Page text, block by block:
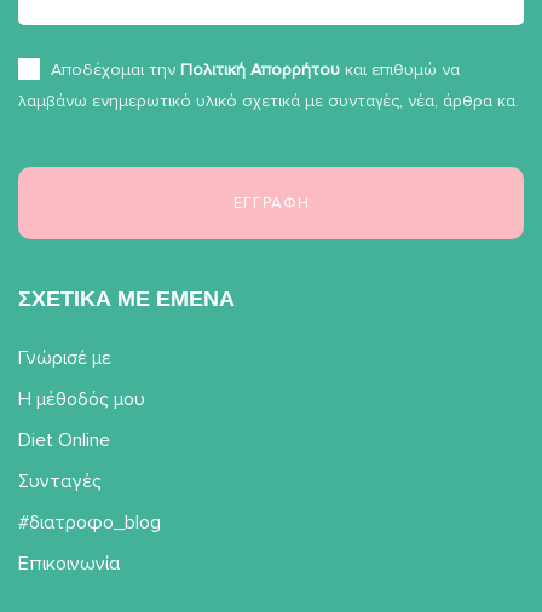
Αποδέχομαι την Πολιτική Απορρήτου και επιθυμώ να
λαμβάνω ενημερωτικό υλικό σχετικά με συνταγές, νέα, άρθρα κα.
ΣΧΕΤΙΚΑ ΜΕ ΕΜΕΝΑ
Γνώρισέ με
Η μέθοδός μου
Diet Online
Συνταγές
#διατροφο_blog
Επικοινωνία